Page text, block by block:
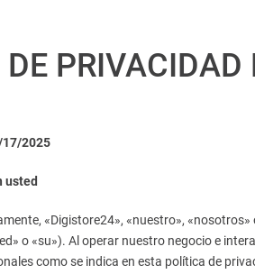
2025
usted
«Digistore24», «nuestro»,
o «su»). Al operar nuestro negocio e
como se indica en esta política de